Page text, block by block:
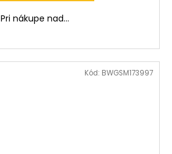
Pri nákupe nad...
Kód: BWGSM173997